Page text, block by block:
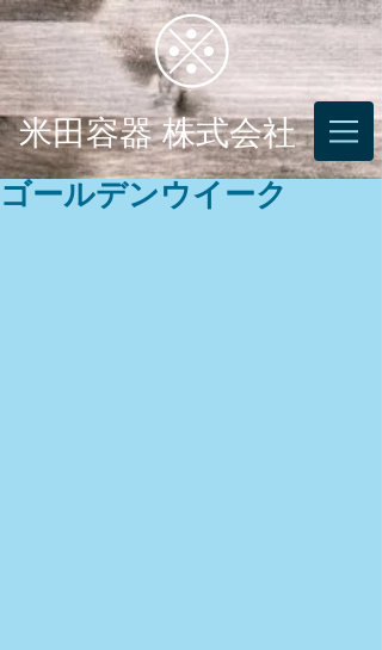
米田容器 株式会社
ゴールデンウイーク